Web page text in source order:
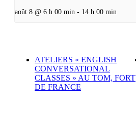
août 8 @ 6 h 00 min - 14 h 00 min
ATELIERS « ENGLISH
CONVERSATIONAL
CLASSES » AU TOM, FORT
DE FRANCE